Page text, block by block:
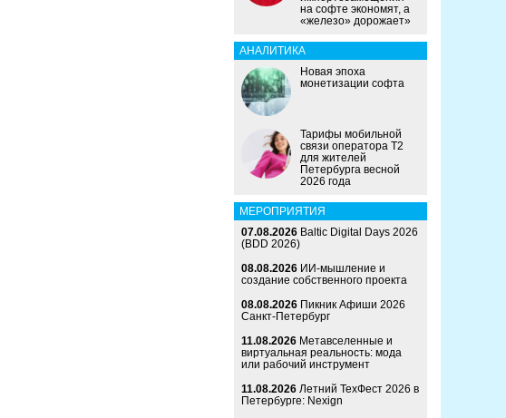
на софте экономят, а
«железо» дорожает»
АНАЛИТИКА
Новая эпоха
монетизации софта
Тарифы мобильной
связи оператора Т2
для жителей
Петербурга весной
2026 года
МЕРОПРИЯТИЯ
07.08.2026 Baltic Digital Days 2026
(BDD 2026)
08.08.2026 ИИ-мышление и
создание собственного проекта
08.08.2026 Пикник Афиши 2026
Санкт-Петербург
11.08.2026 Метавселенные и
виртуальная реальность: мода
или рабочий инструмент
11.08.2026 Летний ТехФест 2026 в
Петербурге: Nexign